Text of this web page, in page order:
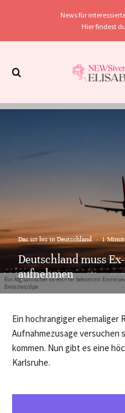
News für
Hier findest
Ein Afghanischer Ex-Richter bekommt
Broszies/dpa
Das ist los in Deutschland · 1
Deutschland muss
aufnehmen
Ein hochrangiger ehemaliger
Aufnahmezusage versuchen
kommen. Nun gibt es eine
Karlsruhe.